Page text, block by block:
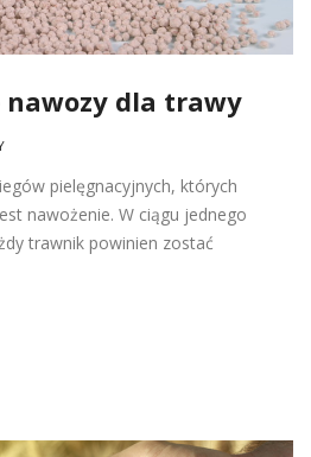
nawozy dla trawy
pielęgnacyjnych, których
nawożenie. W ciągu jednego
trawnik powinien zostać